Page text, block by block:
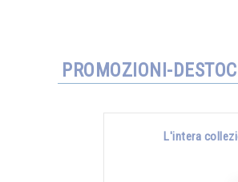
PROMOZIONI-
L'intera